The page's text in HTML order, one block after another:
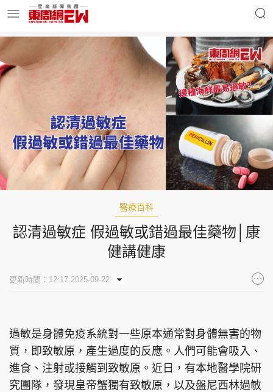
時事財經
東周Ladies 優享生活
東周食玩通 會員活動
玄學靈異 東周專欄
東周刊 cazbuyer 東Touch
醫療百科
認清過敏症 假過敏或錯過最佳藥物│康
健講健康
更新時間：12:17 2025-09-22
過敏是身體免疫系統對一些原本通常對身體無害的物
質，即致敏原，產生過度的反應。人們可能會吸入、
進食、注射或接觸到致敏原。近日，有本地醫學院研
究團隊，發現皇帝蟹獨有致敏原，以及盤尼西林過敏